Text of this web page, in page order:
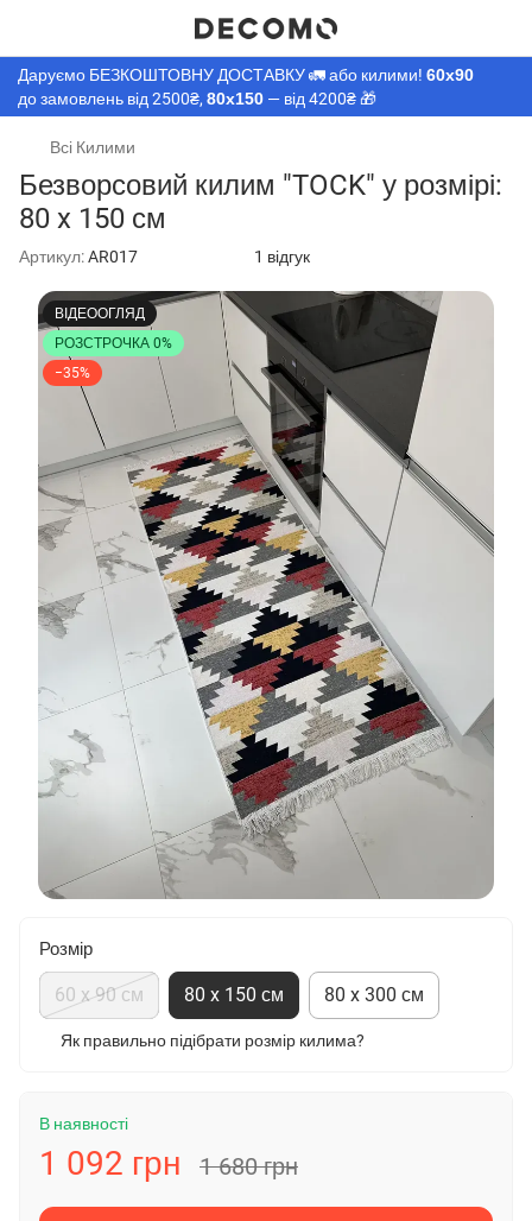
Даруємо БЕЗКОШТОВНУ ДОСТАВКУ 🚛 або килими! 60х90
до замовлень від 2500₴, 80х150 — від 4200₴ 🎁
Всі Килими
Безворсовий килим "TOCK" у розмірі:
80 x 150 см
Артикул:AR017 1 відгук
ВІДЕООГЛЯД
РОЗСТРОЧКА 0%
−35%
Розмір
60 x 90 см 80 x 150 см 80 x 300 см
Як правильно підібрати розмір килима?
В наявності
1 092 грн 1 680 грн